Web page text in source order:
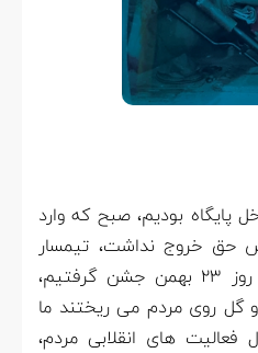
پایگاه بودیم، صبح که وارد
حق خروج نداشت، تیمسار
ملک دستور داده بود. در روز 23 بهمن جشن گرفتیم،
کردند و گل روی مردم می ریختند ما
فعالیت های انقلابی مردم،